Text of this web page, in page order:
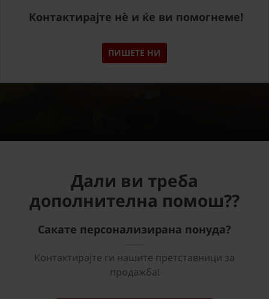
Контактирајте нè и ќе ви помогнеме!
ПИШЕТЕ НИ
Дали ви треба
дополнителна помош??
Сакате персонализирана понуда?
Контактирајте ги нашите претставници за
продажба!